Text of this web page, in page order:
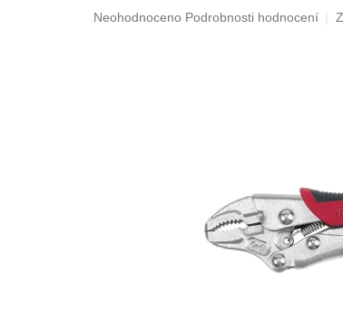
Průměrné
Neohodnoceno Podrobnosti hodnocení